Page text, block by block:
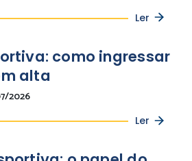
Ler
como ingressar
alta
2026
Ler